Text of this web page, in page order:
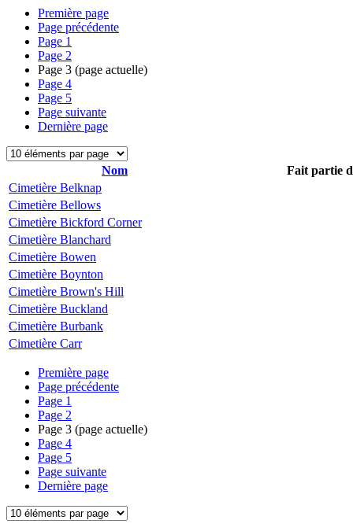
Première page
Page précédente
Page 1
Page 2
Page 3 (page actuelle)
Page 4
Page 5
Page suivante
Dernière page
Nom
Fait partie
Cimetière Belknap
Cimetière Bellows
Cimetière Bickford Corner
Cimetière Blanchard
Cimetière Bowen
Cimetière Boynton
Cimetière Brown's Hill
Cimetière Buckland
Cimetière Burbank
Cimetière Carr
Première page
Page précédente
Page 1
Page 2
Page 3 (page actuelle)
Page 4
Page 5
Page suivante
Dernière page